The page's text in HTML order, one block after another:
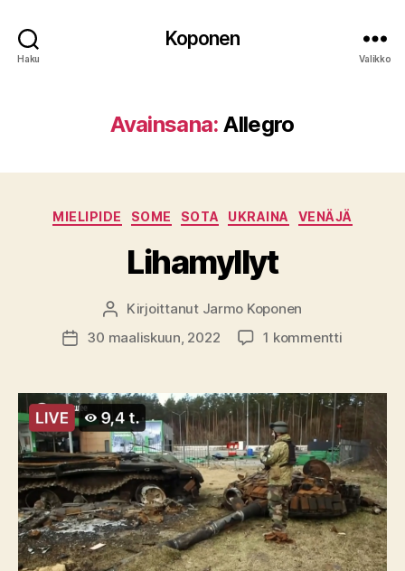
Haku
Koponen
Valikko
Avainsana: Allegro
Kategoriat
MIELIPIDE SOME SOTA UKRAINA VENÄJÄ
Lihamyllyt
Kirjoittaja
Kirjoittanut Jarmo Koponen
Julkaisupäivämäärä
30 maaliskuun, 2022 1 kommenttiartikkeliin